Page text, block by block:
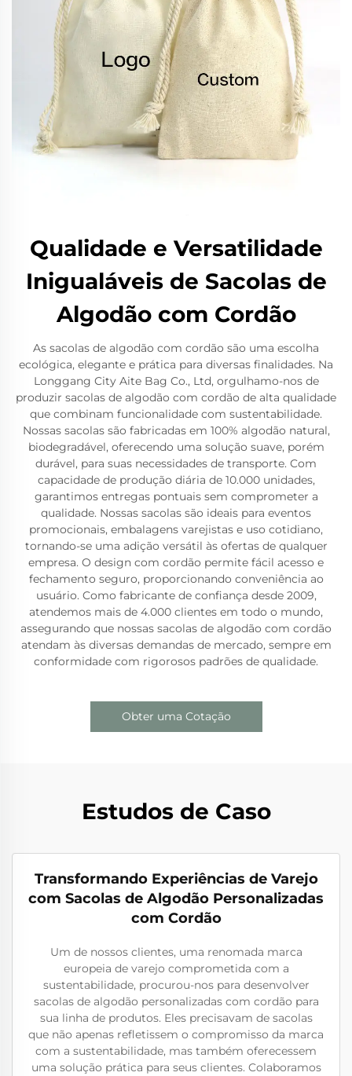
Qualidade e Versatilidade
Inigualáveis de Sacolas de
Algodão com Cordão
As sacolas de algodão com cordão são uma escolha
ecológica, elegante e prática para diversas finalidades. Na
Longgang City Aite Bag Co., Ltd, orgulhamo-nos de
produzir sacolas de algodão com cordão de alta qualidade
que combinam funcionalidade com sustentabilidade.
Nossas sacolas são fabricadas em 100% algodão natural,
biodegradável, oferecendo uma solução suave, porém
durável, para suas necessidades de transporte. Com
capacidade de produção diária de 10.000 unidades,
garantimos entregas pontuais sem comprometer a
qualidade. Nossas sacolas são ideais para eventos
promocionais, embalagens varejistas e uso cotidiano,
tornando-se uma adição versátil às ofertas de qualquer
empresa. O design com cordão permite fácil acesso e
fechamento seguro, proporcionando conveniência ao
usuário. Como fabricante de confiança desde 2009,
atendemos mais de 4.000 clientes em todo o mundo,
assegurando que nossas sacolas de algodão com cordão
atendam às diversas demandas de mercado, sempre em
conformidade com rigorosos padrões de qualidade.
Obter uma Cotação
Estudos de Caso
Transformando Experiências de Varejo
com Sacolas de Algodão Personalizadas
com Cordão
Um de nossos clientes, uma renomada marca
europeia de varejo comprometida com a
sustentabilidade, procurou-nos para desenvolver
sacolas de algodão personalizadas com cordão para
sua linha de produtos. Eles precisavam de sacolas
que não apenas refletissem o compromisso da marca
com a sustentabilidade, mas também oferecessem
uma solução prática para seus clientes. Colaboramos